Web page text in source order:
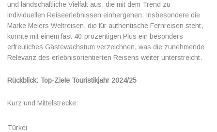
und landschaftliche Vielfalt aus, die mit dem Trend zu
individuellen Reiseerlebnissen einhergehen. Insbesondere die
Marke Meiers Weltreisen, die für authentische Fernreisen steht,
konnte mit einem fast 40-prozentigen Plus ein besonders
erfreuliches Gästewachstum verzeichnen, was die zunehmende
Relevanz des erlebnisorientierten Reisens weiter unterstreicht.
Rückblick: Top-Ziele Touristikjahr 2024/25
Kurz und Mittelstrecke:
Türkei